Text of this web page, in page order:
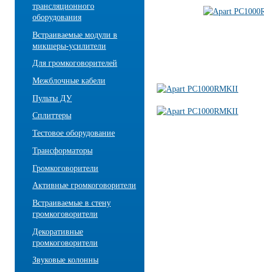
трансляционного
оборудования
Встраиваемые модули в
микшеры-усилители
Для громкоговорителей
Межблочные кабели
Пульты ДУ
Сплиттеры
Тестовое оборудование
Трансформаторы
Громкоговорители
Активные громкоговорители
Встраиваемые в стену
громкоговорители
Декоративные
громкоговорители
Звуковые колонны